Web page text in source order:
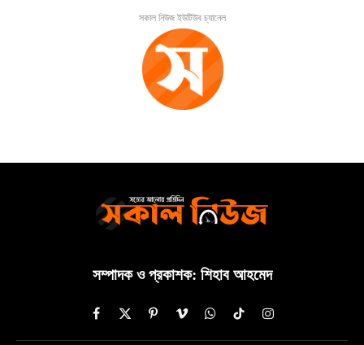
সকাল নিউজ ইউটিউব চ্যানেল
সম্পাদক ও প্রকাশক: শিহাব আহমেদ
Facebook
X
(Twitter)
PinterestVimeoWhatsAppTikTokInstagram